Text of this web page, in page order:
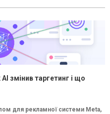
змінив таргетинг і що
для рекламної системи Meta,